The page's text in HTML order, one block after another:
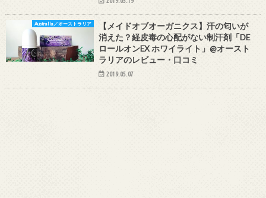
Australia／オーストラリア
【メイドオブオーガニクス】汗の匂いが
消えた？経皮毒の心配がない制汗剤「DE
ロールオンEX ホワイライト」@オースト
ラリアのレビュー・口コミ
2019.05.07